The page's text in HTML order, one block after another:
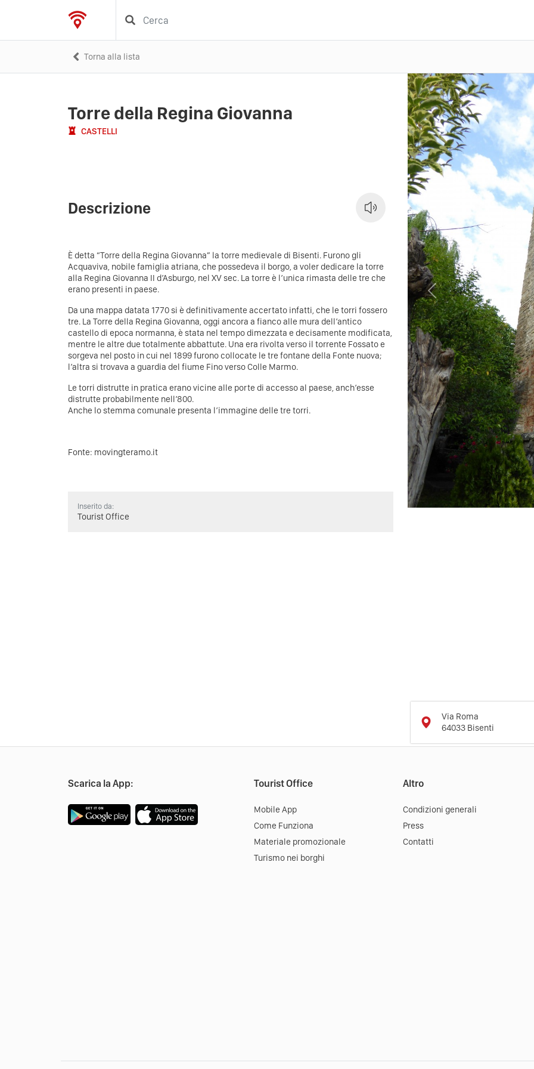
Torna alla lista
Torre della Regina Giovanna
CASTELLI
Descrizione
È detta “Torre della Regina Giovanna” la torre medievale di Bisenti. Furono gli
Acquaviva, nobile famiglia atriana, che possedeva il borgo, a voler dedicare la torre
alla Regina Giovanna II d’Asburgo, nel XV sec. La torre è l’unica rimasta delle tre che
erano presenti in paese.
Da una mappa datata 1770 si è definitivamente accertato infatti, che le torri fossero
tre. La Torre della Regina Giovanna, oggi ancora a fianco alle mura dell’antico
castello di epoca normanna, è stata nel tempo dimezzata e decisamente modificata,
mentre le altre due totalmente abbattute. Una era rivolta verso il torrente Fossato e
sorgeva nel posto in cui nel 1899 furono collocate le tre fontane della Fonte nuova;
l’altra si trovava a guardia del fiume Fino verso Colle Marmo.
Le torri distrutte in pratica erano vicine alle porte di accesso al paese, anch’esse
distrutte probabilmente nell’800.
Anche lo stemma comunale presenta l’immagine delle tre torri.
Fonte: movingteramo.it
Inserito da:
Tourist Office
Previous
Via Roma
64033 Bisenti
Scarica la App: Tourist Office
Mobile App
Come Funziona
Materiale promozionale
Turismo nei borghi
Altro
Condizioni generali
Press
Contatti